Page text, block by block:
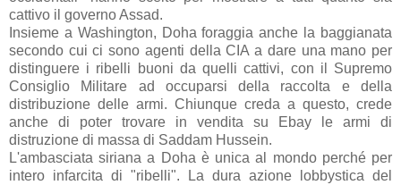
cattivo il governo Assad.
Insieme a Washington, Doha foraggia anche la baggianata
secondo cui ci sono agenti della CIA a dare una mano per
distinguere i ribelli buoni da quelli cattivi, con il Supremo
Consiglio Militare ad occuparsi della raccolta e della
distribuzione delle armi. Chiunque creda a questo, crede
anche di poter trovare in vendita su Ebay le armi di
distruzione di massa di Saddam Hussein.
L'ambasciata siriana a Doha è unica al mondo perché per
intero infarcita di "ribelli". La dura azione lobbystica del